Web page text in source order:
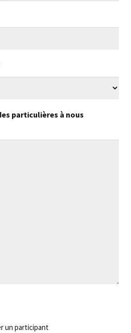
particulières à nous
un participant